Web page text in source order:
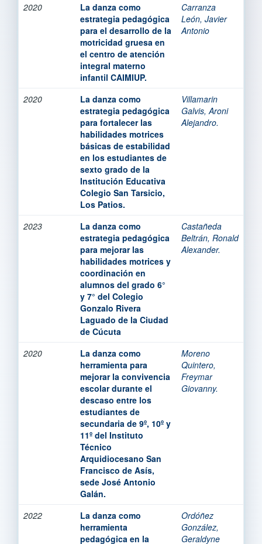
2020
La danza como
estrategia pedagógica
para el desarrollo de la
motricidad gruesa en
el centro de atención
integral materno
infantil CAIMIUP.
Carranza
León, Javier
Antonio
2020
La danza como
estrategia pedagógica
para fortalecer las
habilidades motrices
básicas de estabilidad
en los estudiantes de
sexto grado de la
Institución Educativa
Colegio San Tarsicio,
Los Patios.
Villamarin
Galvis, Aroni
Alejandro.
2023
La danza como
estrategia pedagógica
para mejorar las
habilidades motrices y
coordinación en
alumnos del grado 6°
y 7° del Colegio
Gonzalo Rivera
Laguado de la Ciudad
de Cúcuta
Castañeda
Beltrán, Ronald
Alexander.
2020
La danza como
herramienta para
mejorar la convivencia
escolar durante el
descaso entre los
estudiantes de
secundaria de 9º, 10º y
11º del Instituto
Técnico
Arquidiocesano San
Francisco de Asís,
sede José Antonio
Galán.
Moreno
Quintero,
Freymar
Giovanny.
2022
La danza como
herramienta
pedagógica en la
Ordóñez
González,
Geraldyne